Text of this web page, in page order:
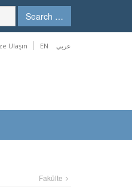
Search …
Ulaşın EN عربي
Fakülte